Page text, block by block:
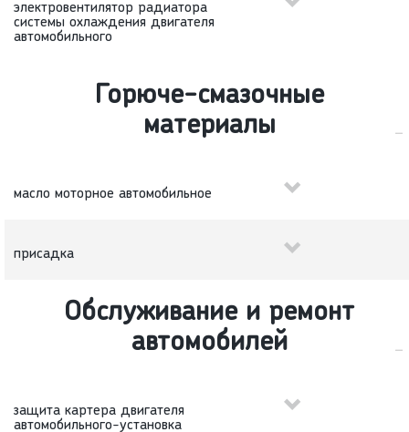
электровентилятор радиатора
системы охлаждения двигателя
автомобильного
Горюче-смазочные
материалы
масло моторное автомобильное
присадка
Обслуживание и ремонт
автомобилей
защита картера двигателя
автомобильного-установка